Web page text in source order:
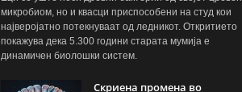
микробиом, но и квасци приспособени на студ кои
најверојатно потекнуваат од ледникот. Откритието
покажува дека 5.300 години старата мумија е
динамичен биолошки систем.
Скриена промена во